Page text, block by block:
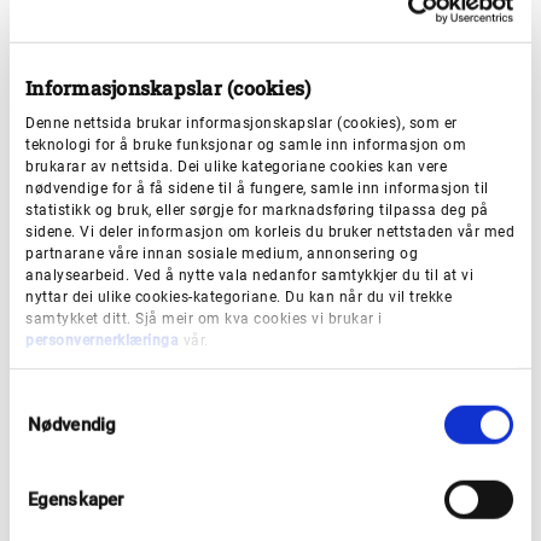
Informasjonskapslar (cookies)
Denne nettsida brukar informasjonskapslar (cookies), som er
teknologi for å bruke funksjonar og samle inn informasjon om
brukarar av nettsida. Dei ulike kategoriane cookies kan vere
nødvendige for å få sidene til å fungere, samle inn informasjon til
statistikk og bruk, eller sørgje for marknadsføring tilpassa deg på
sidene. Vi deler informasjon om korleis du bruker nettstaden vår med
partnarane våre innan sosiale medium, annonsering og
analysearbeid. Ved å nytte vala nedanfor samtykkjer du til at vi
nyttar dei ulike cookies-kategoriane. Du kan når du vil trekke
samtykket ditt. Sjå meir om kva cookies vi brukar i
personvernerklæringa vår.
Nødvendig
Egenskaper
for når du starta abonneringa og eventuelle endringar
du gjer. Når du melder deg av nyheitsvarslinga, vil
denne informasjon om deg bli sletta. Vi vil ikkje bruke
e-postadressa di til noko anna enn å sende deg
nyheitsvarsling.
Informasjonskapslar (cookies)
samtykke til å få informasjonskapslar i nettlesaren
informasjonskapslar, men det kan føre til at